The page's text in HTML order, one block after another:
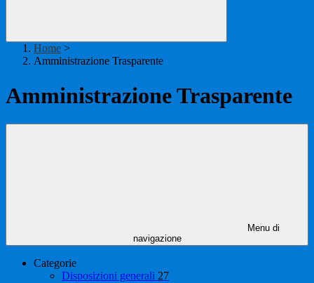
Home >
Amministrazione Trasparente
Amministrazione Trasparente
Menu di
navigazione
Categorie
Disposizioni generali 27